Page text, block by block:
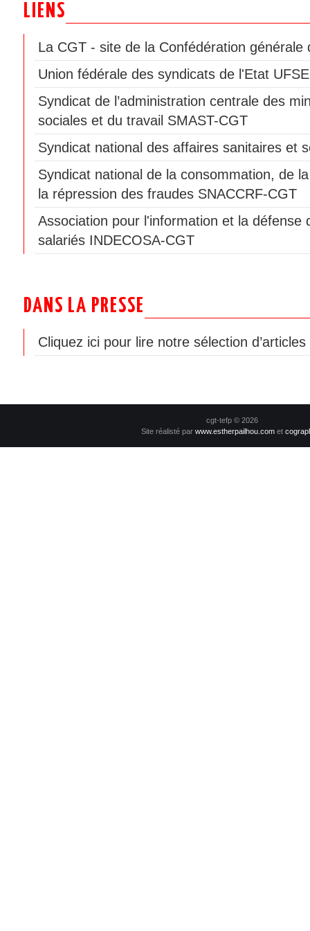
LIENS
La CGT - site de la Confédération générale
Union fédérale des syndicats de l'Etat
Syndicat de l’administration centrale des
sociales et du travail SMAST-CGT
Syndicat national des affaires sanitaires et
Syndicat national de la consommation, de
la répression des fraudes SNACCRF-CGT
Association pour l'information et la défense
salariés INDECOSA-CGT
DANS LA PRESSE
Cliquez ici pour lire notre sélection
cgt-tefp © 2026
Site réalisté parwww.estherpailhou.com et